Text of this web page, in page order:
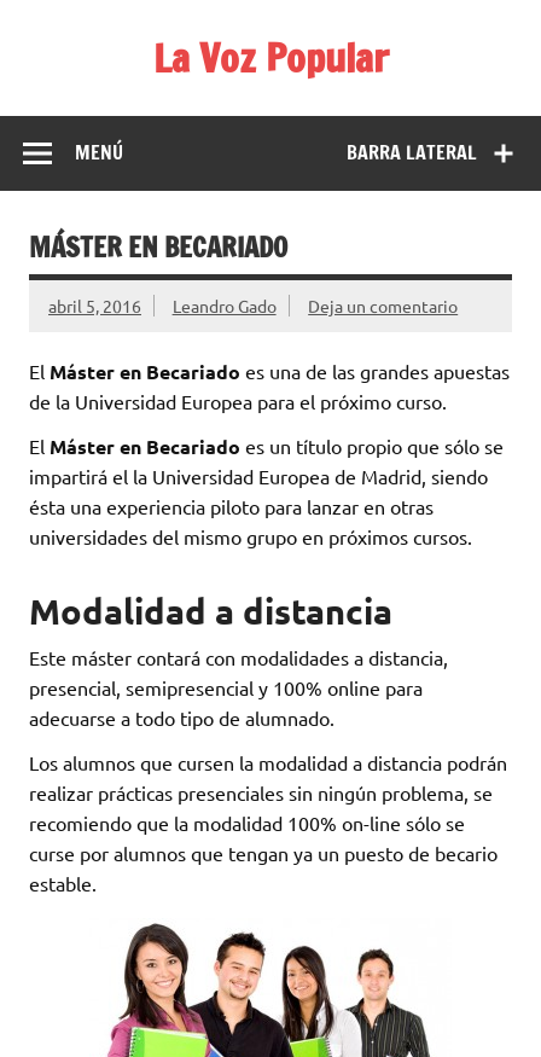
La Voz Popular
para reírse de las verdaderas.
BARRA LATERAL
MENÚ
MÁSTER EN BECARIADO
abril 5, 2016 Leandro Gado Deja un comentario
El Máster en Becariado es una de las grandes apuestas
de la Universidad Europea para el próximo curso.
El Máster en Becariado es un título propio que sólo se
impartirá el la Universidad Europea de Madrid, siendo
ésta una experiencia piloto para lanzar en otras
universidades del mismo grupo en próximos cursos.
Modalidad a distancia
Este máster contará con modalidades a distancia,
presencial, semipresencial y 100% online para
adecuarse a todo tipo de alumnado.
Los alumnos que cursen la modalidad a distancia podrán
realizar prácticas presenciales sin ningún problema, se
recomiendo que la modalidad 100% on-line sólo se
curse por alumnos que tengan ya un puesto de becario
estable.